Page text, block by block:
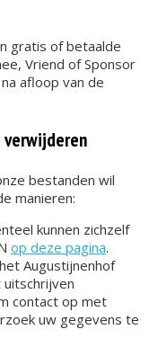
gratis of betaalde
Vriend of Sponsor
afloop van de
verwijderen
bestanden wil
manieren:
kunnen zichzelf
op deze pagina.
Augustijnenhof
uitschrijven
contact op met
uw gegevens te